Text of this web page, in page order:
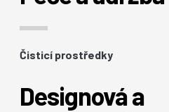
Čisticí prostředky
Designová a